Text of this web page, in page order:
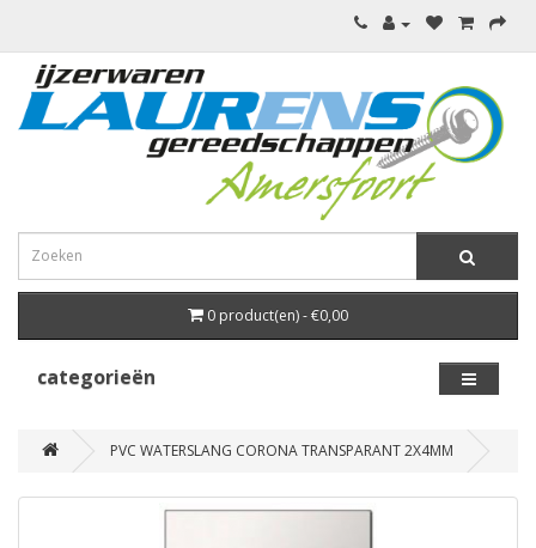
0 product(en) - €0,00
categorieën
PVC WATERSLANG CORONA TRANSPARANT 2X4MM